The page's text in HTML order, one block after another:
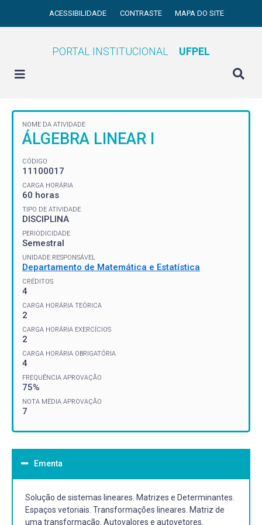
ACESSIBILIDADE CONTRASTE MAPA DO SITE
PORTAL INSTITUCIONAL UFPEL
NOME DA ATIVIDADE
ÁLGEBRA LINEAR I
CÓDIGO
11100017
CARGA HORÁRIA
60 horas
TIPO DE ATIVIDADE
DISCIPLINA
PERIODICIDADE
Semestral
UNIDADE RESPONSÁVEL
Departamento de Matemática e Estatística
CRÉDITOS
4
CARGA HORÁRIA TEÓRICA
2
CARGA HORÁRIA EXERCÍCIOS
2
CARGA HORÁRIA OBRIGATÓRIA
4
FREQUÊNCIA APROVAÇÃO
75%
NOTA MÉDIA APROVAÇÃO
7
Ementa
Solução de sistemas lineares. Matrizes e Determinantes.
Espaços vetoriais. Transformações lineares. Matriz de
uma transformação. Autovalores e autovetores.